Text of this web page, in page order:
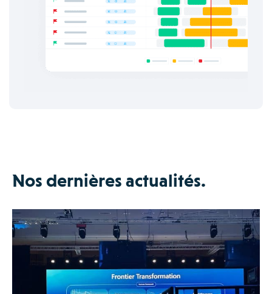
Nos dernières actualités.